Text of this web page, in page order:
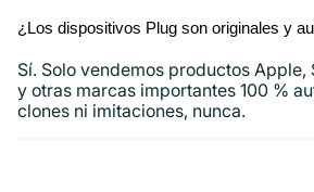
¿Los dispositivos Plug son originales y
Sí. Solo vendemos productos Apple,
y otras marcas importantes 100 %
clones ni imitaciones, nunca.